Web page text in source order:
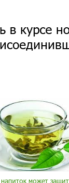
в курсе
может